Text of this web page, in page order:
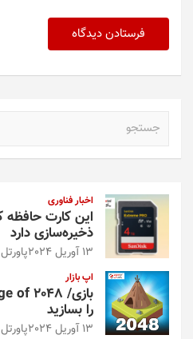
اخبار فناوری
ذخیره‌سازی دارد
13 آوریل 2024 پاورتل
اپ بازار
را بسازید
13 آوریل 2024 پاورتل